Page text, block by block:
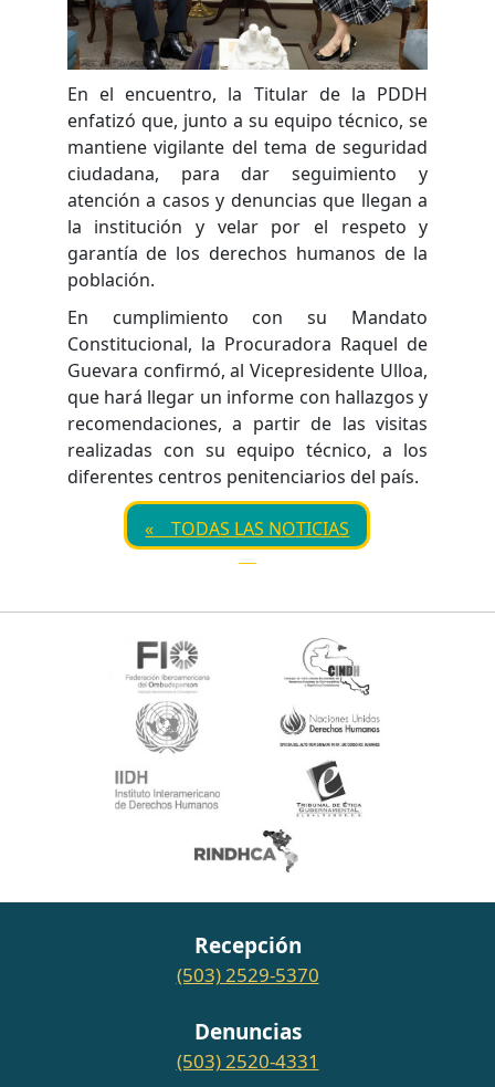
En el encuentro, la Titular de la PDDH
enfatizó que, junto a su equipo técnico, se
mantiene vigilante del tema de seguridad
ciudadana, para dar seguimiento y
atención a casos y denuncias que llegan a
la institución y velar por el respeto y
garantía de los derechos humanos de la
población.
En cumplimiento con su Mandato
Constitucional, la Procuradora Raquel de
Guevara confirmó, al Vicepresidente Ulloa,
que hará llegar un informe con hallazgos y
recomendaciones, a partir de las visitas
realizadas con su equipo técnico, a los
diferentes centros penitenciarios del país.
« TODAS LAS NOTICIAS
Recepción
(503) 2529-5370
Denuncias
(503) 2520-4331